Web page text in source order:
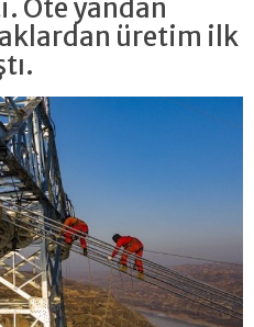
Öte yandan
üretim ilk